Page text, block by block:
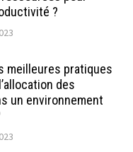
?
meilleures pratiques
des
un environnement